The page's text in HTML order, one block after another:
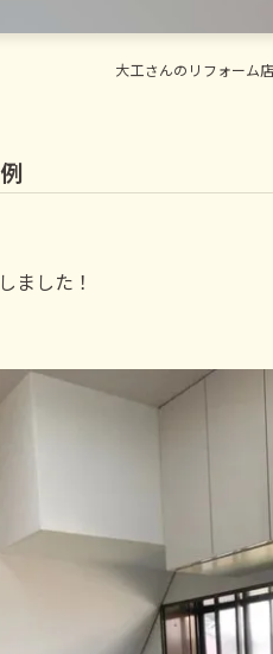
大工さんのリフォーム
ました！